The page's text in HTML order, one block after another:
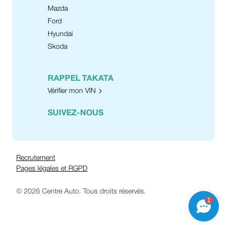
Mazda
Ford
Hyundai
Skoda
RAPPEL TAKATA
Vérifier mon VIN
SUIVEZ-NOUS
© 2026 Centre Auto. Tous droits réservés.
Recrutement
Pages légales et RGPD
1